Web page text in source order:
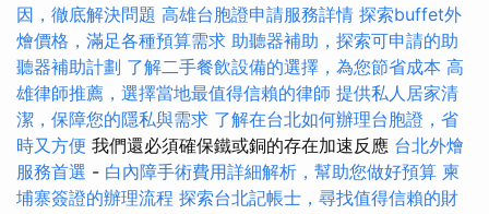
因，徹底解決問題 高雄台胞證申請服務詳情 探索buffet外
燴價格，滿足各種預算需求 助聽器補助，探索可申請的助
聽器補助計劃 了解二手餐飲設備的選擇，為您節省成本 高
雄律師推薦，選擇當地最值得信賴的律師 提供私人居家清
潔，保障您的隱私與需求 了解在台北如何辦理台胞證，省
時又方便 我們還必須確保鐵或銅的存在加速反應 台北外燴
服務首選 - 白內障手術費用詳細解析，幫助您做好預算 柬
埔寨簽證的辦理流程 探索台北記帳士，尋找值得信賴的財